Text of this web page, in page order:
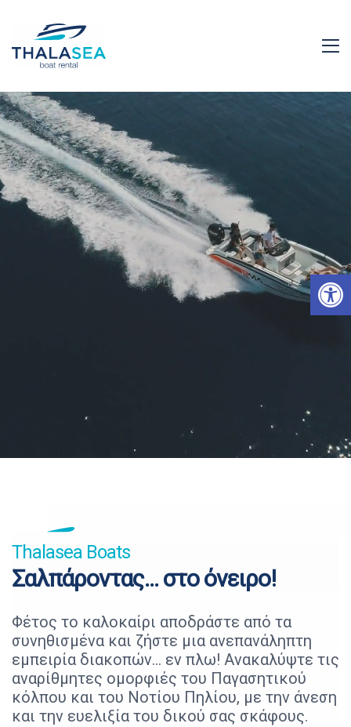
Ανοίξτε τη γραμμή εργαλείων
Thalasea Βoats
Σαλπάροντας... στο όνειρο!
Φέτος το καλοκαίρι αποδράστε από τα
συνηθισμένα και ζήστε μια ανεπανάληπτη
εμπειρία διακοπών… εν πλω! Ανακαλύψτε τις
αναρίθμητες ομορφιές του Παγασητικού
κόλπου και του Νοτίου Πηλίου, με την άνεση
και την ευελιξία του δικού σας σκάφους.